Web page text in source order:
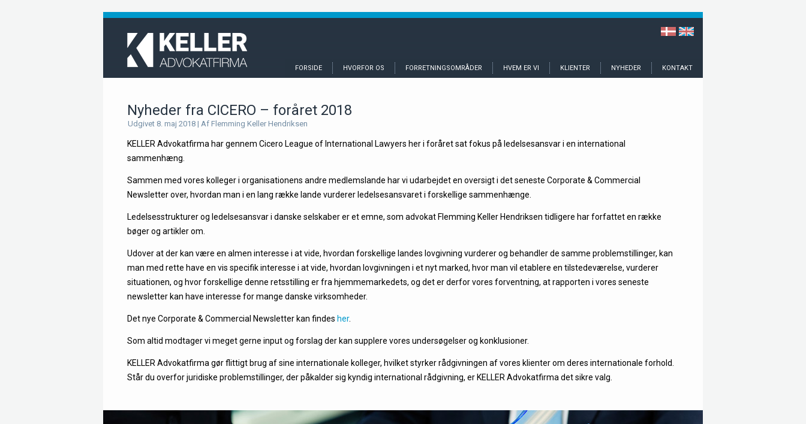
FORSIDE HVORFOR OS FORRETNINGSOMRÅDER HVEM ER VI KLIENTER NYHEDER KONTAKT
Nyheder fra CICERO – foråret 2018
Udgivet 8. maj 2018 | Af Flemming Keller Hendriksen
KELLER Advokatfirma har gennem Cicero League of International Lawyers her i foråret sat fokus på ledelsesansvar i en international
sammenhæng.
Sammen med vores kolleger i organisationens andre medlemslande har vi udarbejdet en oversigt i det seneste Corporate & Commercial
Newsletter over, hvordan man i en lang række lande vurderer ledelsesansvaret i forskellige sammenhænge.
Ledelsesstrukturer og ledelsesansvar i danske selskaber er et emne, som advokat Flemming Keller Hendriksen tidligere har forfattet en række
bøger og artikler om.
Udover at der kan være en almen interesse i at vide, hvordan forskellige landes lovgivning vurderer og behandler de samme problemstillinger, kan
man med rette have en vis specifik interesse i at vide, hvordan lovgivningen i et nyt marked, hvor man vil etablere en tilstedeværelse, vurderer
situationen, og hvor forskellige denne retsstilling er fra hjemmemarkedets, og det er derfor vores forventning, at rapporten i vores seneste
newsletter kan have interesse for mange danske virksomheder.
Det nye Corporate & Commercial Newsletter kan findes her.
Som altid modtager vi meget gerne input og forslag der kan supplere vores undersøgelser og konklusioner.
KELLER Advokatfirma gør flittigt brug af sine internationale kolleger, hvilket styrker rådgivningen af vores klienter om deres internationale forhold.
Står du overfor juridiske problemstillinger, der påkalder sig kyndig international rådgivning, er KELLER Advokatfirma det sikre valg.